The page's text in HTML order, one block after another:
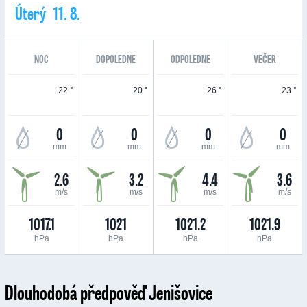
Úterý 11. 8.
NOC DOPOLEDNE ODPOLEDNE VEČER
22 °
0
mm
2.6
m/s
1017.1
hPa
20 °
0
mm
3.2
m/s
1021
hPa
26 °
0
mm
4.4
m/s
1021.2
hPa
23 °
0
mm
3.6
m/s
1021.9
hPa
Dlouhodobá předpověď Jenišovice